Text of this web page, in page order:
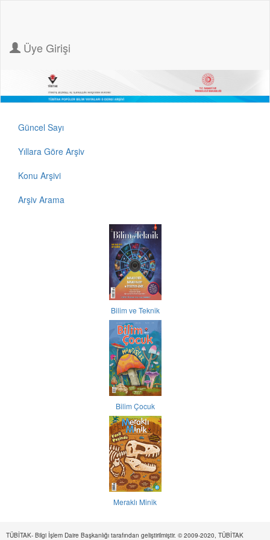
Üye Girişi
Güncel Sayı
Yıllara Göre Arşiv
Konu Arşivi
Arşiv Arama
Bilim ve Teknik
Bilim Çocuk
Meraklı Minik
TÜBİTAK- Bilgi İşlem Daire Başkanlığı tarafından geliştirilmiştir. © 2009-2020, TÜBİTAK